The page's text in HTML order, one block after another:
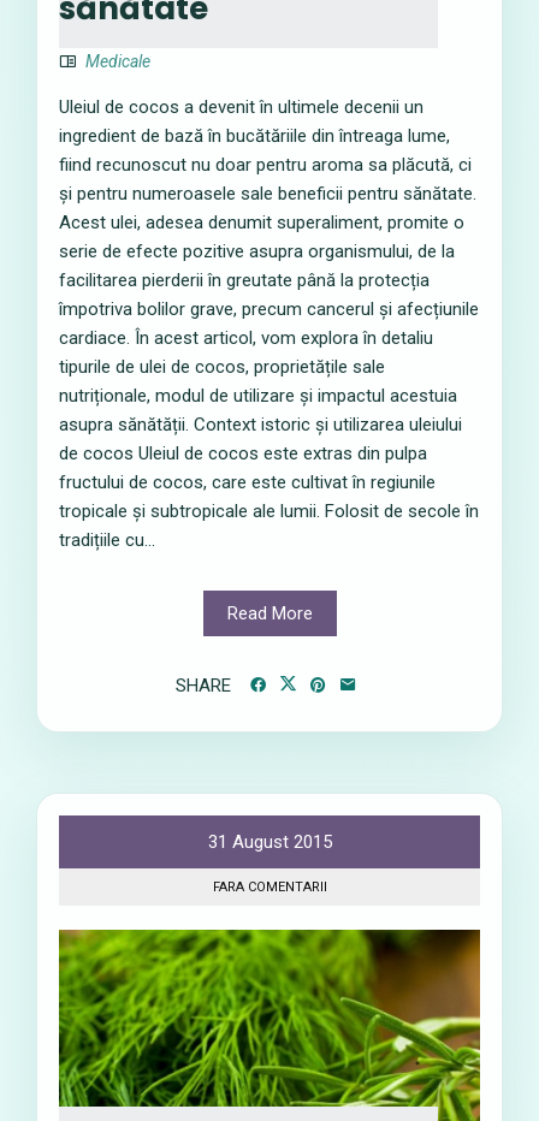
Medicale
Uleiul de cocos a devenit în ultimele decenii un
ingredient de bază în bucătăriile din întreaga lume,
fiind recunoscut nu doar pentru aroma sa plăcută, ci
și pentru numeroasele sale beneficii pentru sănătate.
Acest ulei, adesea denumit superaliment, promite o
serie de efecte pozitive asupra organismului, de la
facilitarea pierderii în greutate până la protecția
împotriva bolilor grave, precum cancerul și afecțiunile
cardiace. În acest articol, vom explora în detaliu
tipurile de ulei de cocos, proprietățile sale
nutriționale, modul de utilizare și impactul acestuia
asupra sănătății. Context istoric și utilizarea uleiului
de cocos Uleiul de cocos este extras din pulpa
fructului de cocos, care este cultivat în regiunile
tropicale și subtropicale ale lumii. Folosit de secole în
tradițiile cu...
Read More
SHARE
31 August 2015
FARA COMENTARII